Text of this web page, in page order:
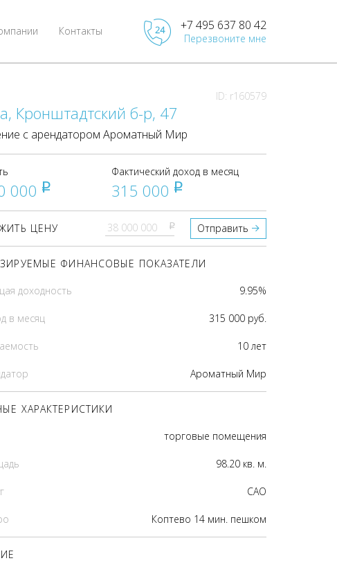
Контакты +7 495 637 80 42
Перезвоните мне
ID: r160579
Кронштадтский б-р, 47
с арендатором Ароматный Мир
000 pуб
Фактический доход в месяц
315 000 pуб
ЦЕНУ pуб Отправить
ФИНАНСОВЫЕ ПОКАЗАТЕЛИ
доходность 9.95%
в месяц 315 000 руб.
10 лет
Ароматный Мир
ХАРАКТЕРИСТИКИ
торговые помещения
98.20 кв. м.
CАО
Коптево 14 мин. пешком